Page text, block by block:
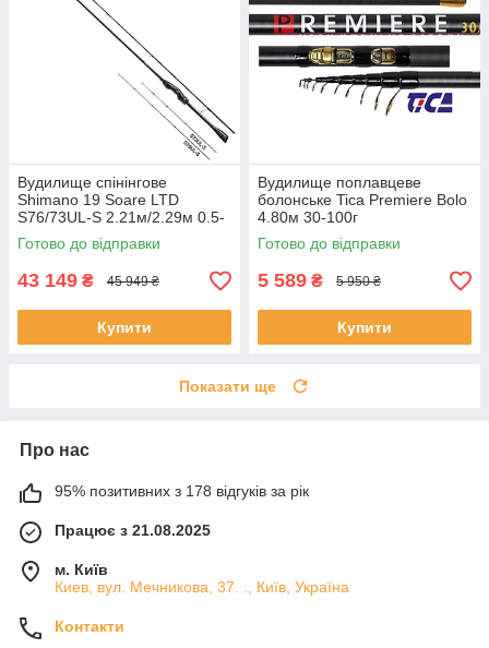
Вудилище спінінгове
Shimano 19 Soare LTD
S76/73UL-S 2.21м/2.29м 0.5-
12
Готово до відправки
43 149 ₴ 45 949 ₴
Купити
Вудилище поплавцеве
болонське Tica Premiere Bolo
4.80м 30-100г
Готово до відправки
5 589 ₴ 5 950 ₴
Купити
Показати ще
Про нас
95% позитивних з 178 відгуків за рік
Працює з 21.08.2025
м. Київ
Киев, вул. Мечникова, 37. ., Київ, Україна
Контакти